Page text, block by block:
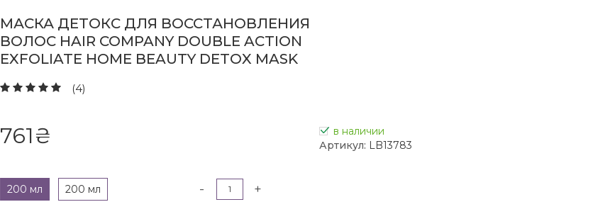
МАСКА ДЕТОКС ДЛЯ ВОССТАНОВЛЕНИЯ
ВОЛОС HAIR COMPANY DOUBLE ACTION
EXFOLIATE HOME BEAUTY DETOX MASK
(4)
761₴
в наличии
Артикул: LB13783
200 мл 200 мл - +